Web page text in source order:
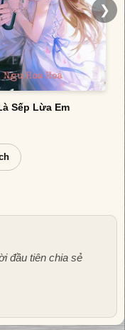
Sếp Lừa Em
❯
đầu tiên chia sẻ